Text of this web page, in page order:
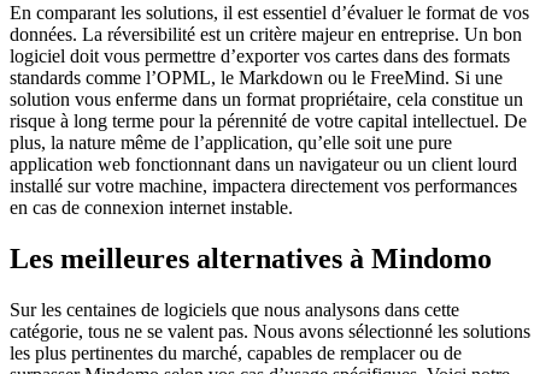
En comparant les solutions, il est essentiel d’évaluer le format de vos
données. La réversibilité est un critère majeur en entreprise. Un bon
logiciel doit vous permettre d’exporter vos cartes dans des formats
standards comme l’OPML, le Markdown ou le FreeMind. Si une
solution vous enferme dans un format propriétaire, cela constitue un
risque à long terme pour la pérennité de votre capital intellectuel. De
plus, la nature même de l’application, qu’elle soit une pure
application web fonctionnant dans un navigateur ou un client lourd
installé sur votre machine, impactera directement vos performances
en cas de connexion internet instable.
Les meilleures alternatives à Mindomo
Sur les centaines de logiciels que nous analysons dans cette
catégorie, tous ne se valent pas. Nous avons sélectionné les solutions
les plus pertinentes du marché, capables de remplacer ou de